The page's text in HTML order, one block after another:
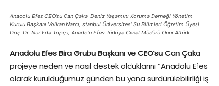
Anadolu Efes CEO’su Can Çaka, Deniz Yaşamını Koruma Derneği Yönetim
Kurulu Başkanı Volkan Narcı, stanbul Üniversitesi Su Bilimleri Öğretim Üyesi
Doç. Dr. Nur Eda Topçu, Anadolu Efes Türkiye Genel Müdürü Onur Altürk
Anadolu Efes Bira Grubu Başkanı ve CEO’su Can Çaka
projeye neden ve nasıl destek olduklarını “Anadolu Efes
olarak kurulduğumuz günden bu yana sürdürülebilirliği iş